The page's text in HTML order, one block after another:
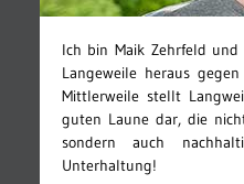
Ich bin Maik Zehrfeld
Langeweile heraus
Mittlerweile stellt
guten Laune dar, die
sondern auch
Unterhaltung!